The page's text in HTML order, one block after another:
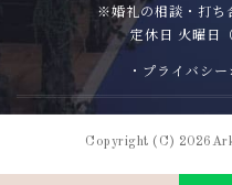
※婚礼の相談・打ち
定休日 火曜日
・プライバシ
Copyright (C)